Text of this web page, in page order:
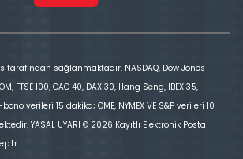
tarafından sağlanmaktadır. NASDAQ, Dow Jones
FTSE 100, CAC 40, DAX 30, Hang Seng, IBEX 35,
bono verileri 15 dakika; CME, NYMEX VE S&P verileri 10
YASAL UYARI © 2026 Kayıtlı Elektronik Posta